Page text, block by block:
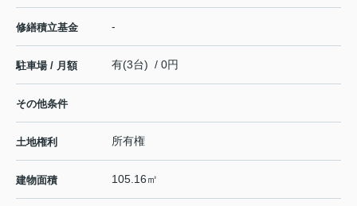
修繕積立基金 -
駐車場 / 月額 有(3台) / 0円
その他条件
土地権利 所有権
建物面積 105.16㎡